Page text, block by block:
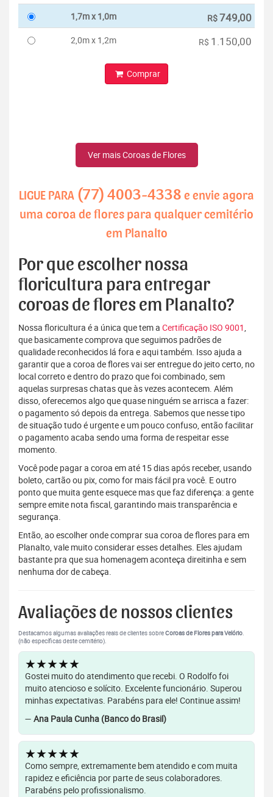
1,7m x 1,0m R$749,00
2,0m x 1,2m R$ 1.150,00
Comprar
Ver mais Coroas de Flores
LIGUE PARA (77) 4003-4338 e envie agora
uma coroa de flores para qualquer cemitério
em Planalto
Por que escolher nossa
floricultura para entregar
coroas de flores em Planalto?
Nossa floricultura é a única que tem a Certificação ISO 9001,
que basicamente comprova que seguimos padrões de
qualidade reconhecidos lá fora e aqui também. Isso ajuda a
garantir que a coroa de flores vai ser entregue do jeito certo, no
local correto e dentro do prazo que foi combinado, sem
aquelas surpresas chatas que às vezes acontecem. Além
disso, oferecemos algo que quase ninguém se arrisca a fazer:
o pagamento só depois da entrega. Sabemos que nesse tipo
de situação tudo é urgente e um pouco confuso, então facilitar
o pagamento acaba sendo uma forma de respeitar esse
momento.
Você pode pagar a coroa em até 15 dias após receber, usando
boleto, cartão ou pix, como for mais fácil pra você. E outro
ponto que muita gente esquece mas que faz diferença: a gente
sempre emite nota fiscal, garantindo mais transparência e
segurança.
Então, ao escolher onde comprar sua coroa de flores para em
Planalto, vale muito considerar esses detalhes. Eles ajudam
bastante pra que sua homenagem aconteça direitinha e sem
nenhuma dor de cabeça.
Avaliações de nossos clientes
Destacamos algumas avaliações reais de clientes sobreCoroas de Flores para Velório.
(não específicas deste cemitério).
★★★★★
Gostei muito do atendimento que recebi. O Rodolfo foi
muito atencioso e solícito. Excelente funcionário. Superou
minhas expectativas. Parabéns para ele! Continue assim!
— Ana Paula Cunha (Banco do Brasil)
★★★★★
Como sempre, extremamente bem atendido e com muita
rapidez e eficiência por parte de seus colaboradores.
Parabéns pelo profissionalismo.